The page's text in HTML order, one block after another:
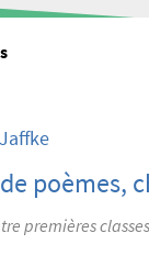
poèmes,
premières